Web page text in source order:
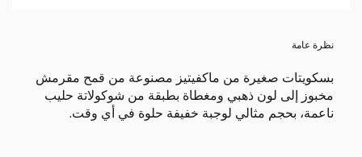
نظرة عامة
بسكويتات صغيرة من ماكفيتيز مصنوعة من قمح مقرمش
مخبوز إلى لون ذهبي ومغطاة بطبقة من شوكولاتة حليب
ناعمة، بحجم مثالي لوجبة خفيفة حلوة في أي وقت.